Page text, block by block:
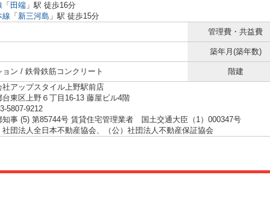
「 田端 」駅 徒歩16分
線 「 新三河島 」駅 徒歩15分
管理費・共益費
築年月(築年数)
ョン / 鉄骨鉄筋コンクリート 階建
社アップスタイル上野駅前店
台東区上野６丁目16-13 藤屋ビル4階
5807-9212
知事 (5) 第85744号 賃貸住宅管理業者 国土交通大臣（1）000347号
社団法人全日本不動産協会、（公）社団法人不動産保証協会